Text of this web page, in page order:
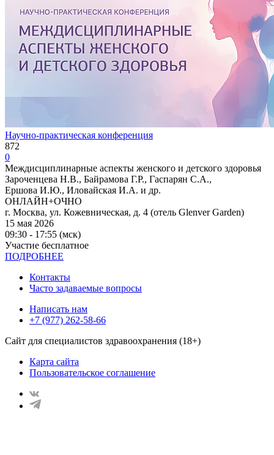
Научно-практическая конференция
872
0
Междисциплинарные аспекты женского и детского здоровья
Зароченцева Н.В., Байрамова Г.Р., Гаспарян С.А.,
Ершова И.Ю., Иловайская И.А. и др.
ОНЛАЙН+ОЧНО
г. Москва, ул. Кожевническая, д. 4 (отель Glenver Garden)
15 мая 2026
09:30 - 17:55 (мск)
Участие бесплатное
ПОДРОБНЕЕ
Контакты
Часто задаваемые вопросы
Написать нам
+7 (977) 262-58-66
Сайт для специалистов здравоохранения (18+)
Карта сайта
Пользовательское соглашение